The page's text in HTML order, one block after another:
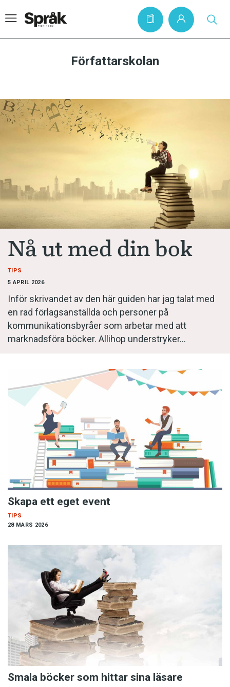
Artiklar
Krönikor
Språkfrågor
Bokrecensioner
Kviss
Podden
Föreslå nyord
Annonsera
Läs Språktidningen digitalt
Press
Författarskolan
Nå ut med din bok
5 APRIL 2026
TIPS
Inför skrivandet av den här guiden har jag talat med
en rad förlagsanställda och personer på
kommunikationsbyråer som arbetar med att
marknadsföra böcker. Allihop understryker…
Skapa ett eget event
28 MARS 2026
TIPS
Smala böcker som hittar sina läsare